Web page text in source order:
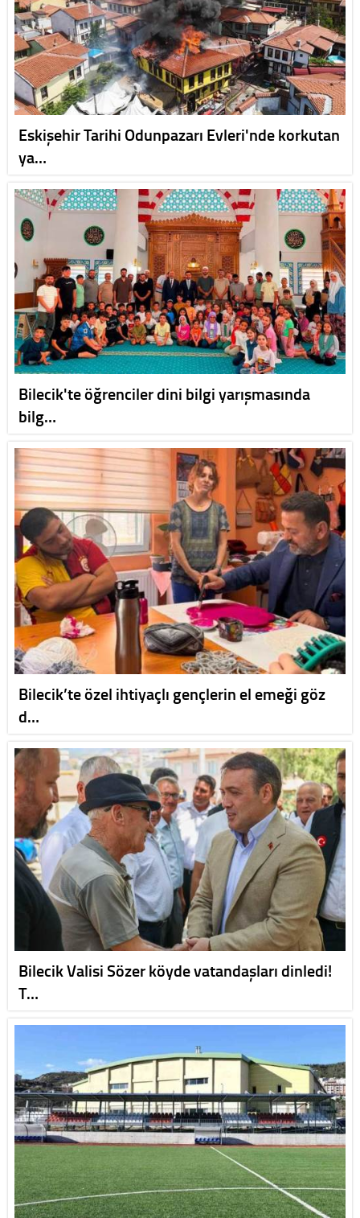
Eskişehir Tarihi Odunpazarı Evleri'nde korkutan
ya…
Bilecik'te öğrenciler dini bilgi yarışmasında
bilg…
Bilecik’te özel ihtiyaçlı gençlerin el emeği göz
d…
Bilecik Valisi Sözer köyde vatandaşları dinledi!
T…